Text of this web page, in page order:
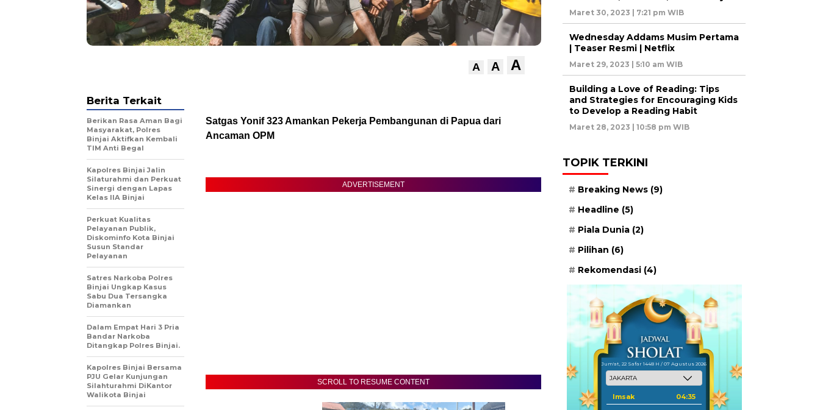
A A A
Satgas Yonif 323 Amankan Pekerja Pembangunan di Papua dari
Ancaman OPM
ADVERTISEMENT
SCROLL TO RESUME CONTENT
Berita Terkait
Berikan Rasa Aman Bagi
Masyarakat, Polres
Binjai Aktifkan Kembali
TIM Anti Begal
Kapolres Binjai Jalin
Silaturahmi dan Perkuat
Sinergi dengan Lapas
Kelas IIA Binjai
Perkuat Kualitas
Pelayanan Publik,
Diskominfo Kota Binjai
Susun Standar
Pelayanan
Satres Narkoba Polres
Binjai Ungkap Kasus
Sabu Dua Tersangka
Diamankan
Dalam Empat Hari 3 Pria
Bandar Narkoba
Ditangkap Polres Binjai.
Kapolres Binjai Bersama
PJU Gelar Kunjungan
Silahturahmi DiKantor
Walikota Binjai
Maret 30, 2023 | 7:21 pm WIB
Wednesday Addams Musim Pertama
| Teaser Resmi | Netflix
Maret 29, 2023 | 5:10 am WIB
Building a Love of Reading: Tips
and Strategies for Encouraging Kids
to Develop a Reading Habit
Maret 28, 2023 | 10:58 pm WIB
TOPIK TERKINI
Breaking News (9)
Headline (5)
Piala Dunia (2)
Pilihan (6)
Rekomendasi (4)
Jum'at, 22 Safar 1448 H / 07 Agustus 2026
Imsak 04:35